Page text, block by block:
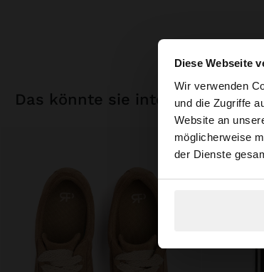
Diese Webseite
Wir verwenden
und die Zugriffe
Website an
möglicherweise
der Dienste
hallo
Sie
das könnte sie interessieren